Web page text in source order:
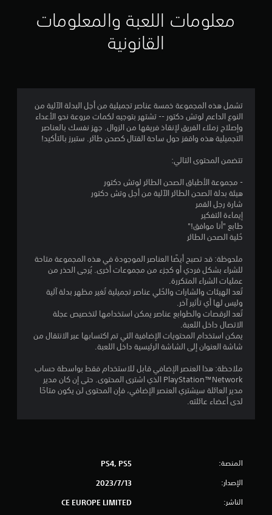
م
معلومات اللعبة والمعلومات
القانونية
تشمل هذه المجموعة خمسة عناصر تجميلية من أجل البدلة الآلية من
النوع الداعم لوتش دكتور -- تشتهر بتوجيه لكمات مروعة نحو الأعداء
وإصلاح زملاء الفريق لإنقاذ فريقها من الزوال. جهز نفسك بالعناصر
التجميلية هذه واقفز حول ساحة القتال كصحن طائر. ستبرز بالتأكيد!
تتضمن المحتوى التالي:
- مجموعة الأطباق الصحن الطائر لوتش دكتور
هيئة بدلة الصحن الطائر الآلية من أجل وتش دكتور
شارة رجل القمر
إيماءة التفكير
طابع "أنا موافق!"
حُلية الصحن الطائر
ملحوظة: قد تصبح أيضًا العناصر الموجودة في هذه المجموعة متاحة
للشراء بشكل فردي أو كجزء من مجموعات أخرى. يُرجى الحذر من
عمليات الشراء المتكررة.
تُعد الهيئات والشارات والحُلي عناصر تجميلية تُغير مظهر بدلة آلية
وليس لها أي تأثير آخر.
تُعد الرقصات والطوابع عناصر يمكن استخدامها لتخصيص عجلة
الاتصال داخل اللعبة.
يمكن استخدام المحتويات الإضافية التي تم اكتسابها عبر الانتقال من
شاشة العنوان إلى الشاشة الرئيسية داخل اللعبة.
ملاحظة: هذا العنصر الإضافي قابل للاستخدام فقط بواسطة حساب
PlayStation™Network الذي اشترى المحتوى. حتى إن كان مدير
مدير العائلة سيشتري العنصر الإضافي، فإن المحتوى لن يكون متاحًا
لدى أعضاء عائلته.
المنصة: PS4, PS5
الإصدار: 13‏/7‏/2023
الناشر: CE EUROPE LIMITED